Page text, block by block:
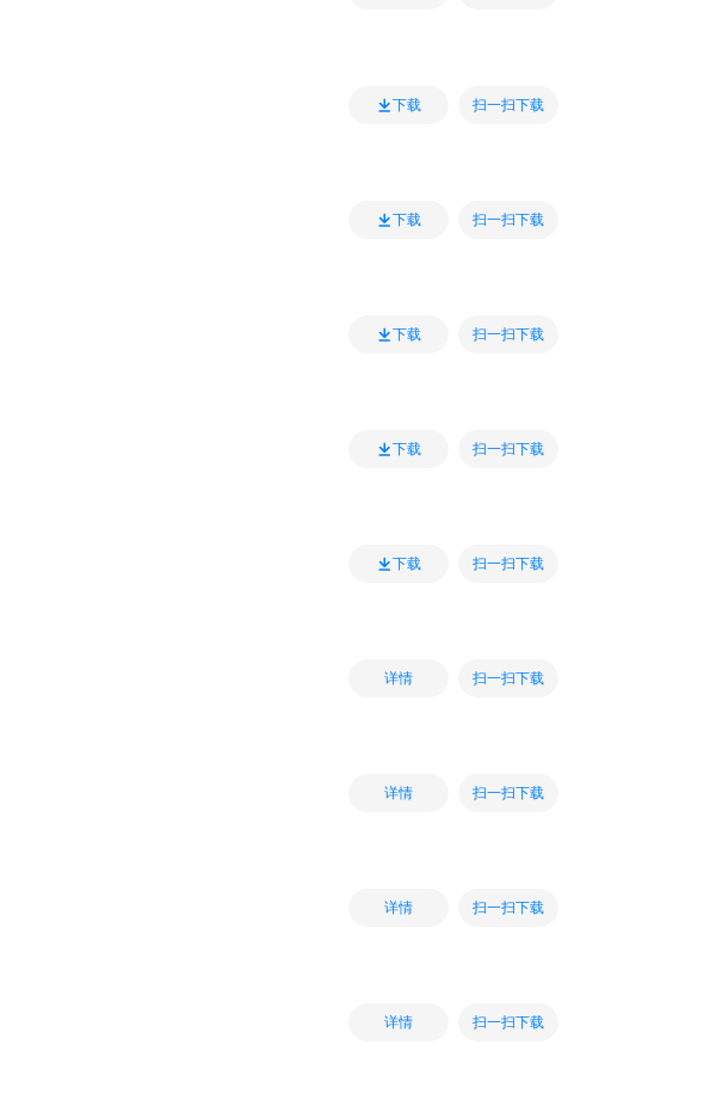
下载 扫一扫下载
下载 扫一扫下载
下载 扫一扫下载
下载 扫一扫下载
下载 扫一扫下载
详情 扫一扫下载
详情 扫一扫下载
详情 扫一扫下载
详情 扫一扫下载